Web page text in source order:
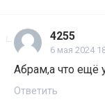
4255
6 мая 2024
Абрам,а что ещё
Ответить